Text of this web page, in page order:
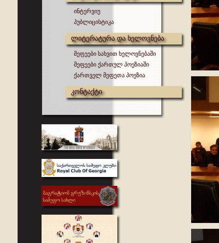
ინტერვიუ
პუბლიცისტიკა
ლიტერატურა და ხელოვნება
მეფეები სახვით ხელოვნებაში
მეფეები ქართულ პოეზიაში
ქართველ მეფეთა პოეზია
კონტაქტი